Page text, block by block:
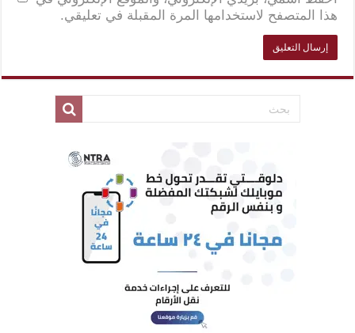
هذا المتصفح لاستخدامها المرة المقبلة في تعليقي.